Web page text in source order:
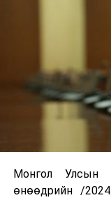
Монгол Улсын
өнөөдрийн /